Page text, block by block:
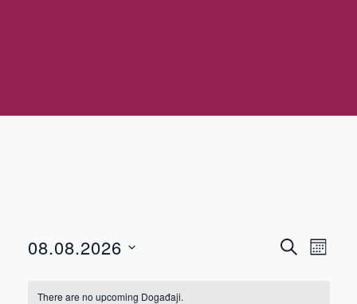
TRAŽIMJESEC
08.08.2026
date.
There are no upcoming Događaji.